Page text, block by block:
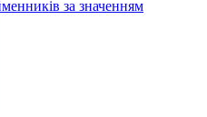
за значенням